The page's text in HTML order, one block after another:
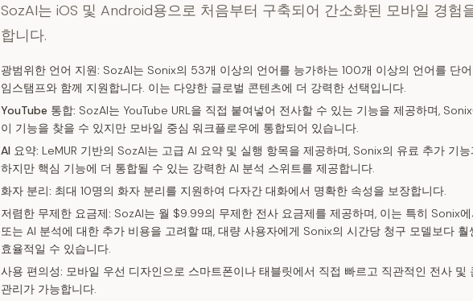
SozAI는 iOS 및 Android용으로 처음부터 구축되어 간소화된 모바일 경험
합니다.
광범위한 언어 지원: SozAI는 Sonix의 53개 이상의 언어를 능가하는 100개 이상의 언어를 단
임스탬프와 함께 지원합니다. 이는 다양한 글로벌 콘텐츠에 더 강력한 선택입니다.
YouTube 통합: SozAI는 YouTube URL을 직접 붙여넣어 전사할 수 있는 기능을 제공하며,
이 기능을 찾을 수 있지만 모바일 중심 워크플로우에 통합되어 있습니다.
AI 요약: LeMUR 기반의 SozAI는 고급 AI 요약 및 실행 항목을 제공하며, Sonix의 유료 추가 기
하지만 핵심 기능에 더 통합될 수 있는 강력한 AI 분석 스위트를 제공합니다.
화자 분리: 최대 10명의 화자 분리를 지원하여 다자간 대화에서 명확한 속성을 보장합니다.
저렴한 무제한 요금제: SozAI는 월 $9.99의 무제한 전사 요금제를 제공하며, 이는 특히 Sonix에
또는 AI 분석에 대한 추가 비용을 고려할 때, 대량 사용자에게 Sonix의 시간당 청구 모델보다 훨
효율적일 수 있습니다.
사용 편의성: 모바일 우선 디자인으로 스마트폰이나 태블릿에서 직접 빠르고 직관적인 전사 및
관리가 가능합니다.